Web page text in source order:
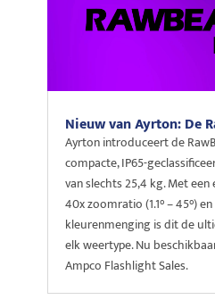
Nieuw van Ayrton: De
Ayrton introduceert de
compacte, IP65-
van slechts 25,4 kg. Met
40x zoomratio (1.1° – 45°)
kleurenmenging is dit de
elk weertype. Nu
Ampco Flashlight Sales.